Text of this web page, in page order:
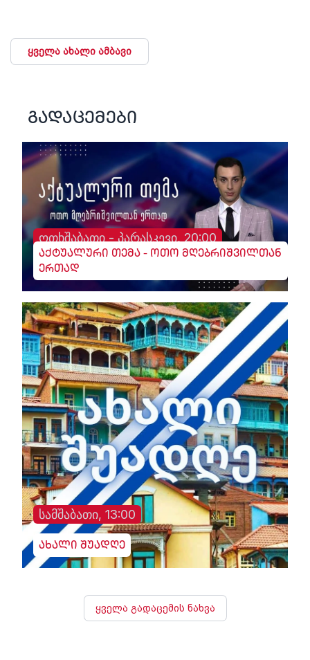
ყველა ახალი ამბავი
გადაცემები
ოთხშაბათი - პარასკევი, 20:00
აქტუალური თემა - ოთო მღებრიშვილთან
ერთად
სამშაბათი, 13:00
ახალი შუადღე
ყველა გადაცემის ნახვა